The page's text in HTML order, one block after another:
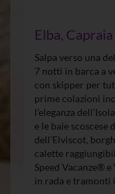
Elba,
Salpa verso una
7 notti in barca a
con skipper per
prime colazioni
l’eleganza
e le baie
dell’Elviscot,
calette
Speed Vacanze®
in rada e tramonti